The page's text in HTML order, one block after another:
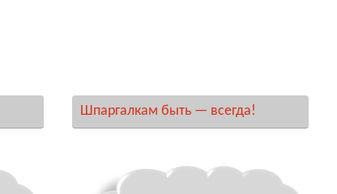
Шпаргалкам быть — всегда!